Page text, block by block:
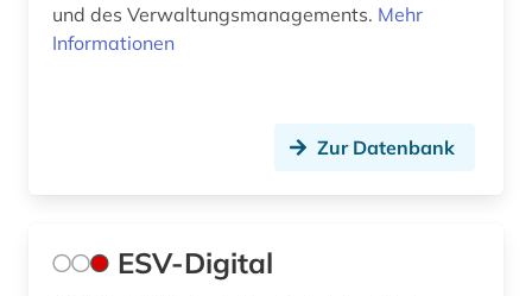
und des Verwaltungsmanagements. Mehr
Informationen
Zur Datenbank
ESV-Digital